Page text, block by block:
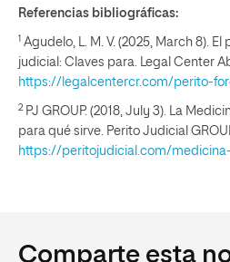
Referencias bibliográficas:
1 Agudelo, L. M. V. (2025, March 8).
judicial: Claves para. Legal Center
https://legalcentercr.com/perito-
2PJ GROUP. (2018, July 3). La
para qué sirve. Perito Judicial
https://peritojudicial.com/
Comparte esta